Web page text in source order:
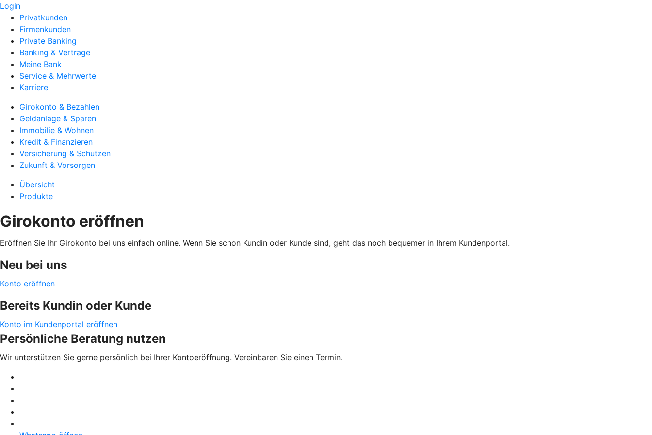
Login
Privatkunden
Firmenkunden
Private Banking
Banking & Verträge
Meine Bank
Service & Mehrwerte
Karriere
Girokonto & Bezahlen
Geldanlage & Sparen
Immobilie & Wohnen
Kredit & Finanzieren
Versicherung & Schützen
Zukunft & Vorsorgen
Übersicht
Produkte
Girokonto eröffnen
Eröffnen Sie Ihr Girokonto bei uns einfach online. Wenn Sie schon Kundin oder Kunde sind, geht das noch bequemer in Ihrem Kundenportal.
Neu bei uns
Konto eröffnen
Bereits Kundin oder Kunde
Konto im Kundenportal eröffnen
Persönliche Beratung nutzen
Wir unterstützen Sie gerne persönlich bei Ihrer Kontoeröffnung. Vereinbaren Sie einen Termin.